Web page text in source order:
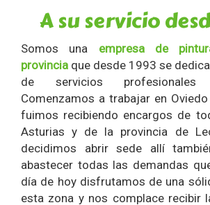
A su servicio
Somos una empresa de
provincia que desde 1993 se
de servicios
Comenzamos a trabajar en
fuimos recibiendo encargos de
Asturias y de la provincia de
decidimos abrir sede allí
abastecer todas las demandas
día de hoy disfrutamos de una
esta zona y nos complace recibir